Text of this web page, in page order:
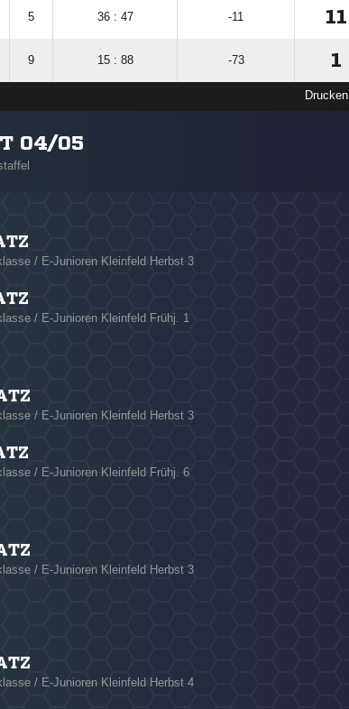
5 36 : 47 -11 11
9 15 : 88 -73 1
Drucken
04/05
/ E-Junioren Kleinfeld Herbst 3
/ E-Junioren Kleinfeld Frühj. 1
/ E-Junioren Kleinfeld Herbst 3
/ E-Junioren Kleinfeld Frühj. 6
/ E-Junioren Kleinfeld Herbst 3
/ E-Junioren Kleinfeld Herbst 4